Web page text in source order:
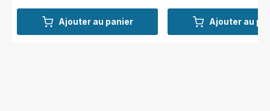
Ajouter au panier Ajouter au